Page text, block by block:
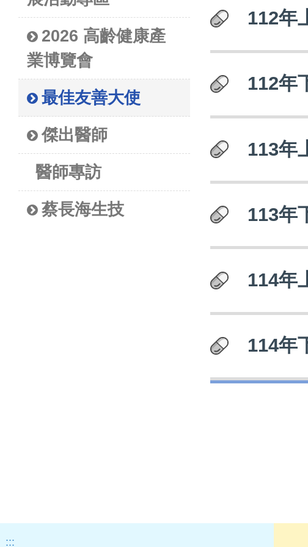
2026 高齡健康產
業博覽會
最佳友善大使
傑出醫師
醫師專訪
蔡長海生技
112年
112年
113年
113年
114年
114年
:::